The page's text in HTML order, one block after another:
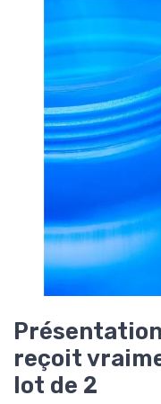
Présentation
reçoit
lot de 2